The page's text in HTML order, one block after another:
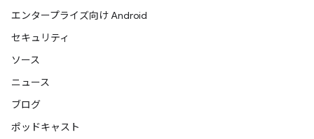
エンタープライズ向け Android
セキュリティ
ソース
ニュース
ブログ
ポッドキャスト